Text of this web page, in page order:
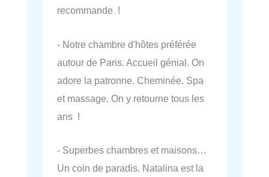
recommande !
- Notre chambre d'hôtes préférée
autour de Paris. Accueil génial. On
adore la patronne. Cheminée. Spa
et massage. On y retourne tous les
ans !
- Superbes chambres et maisons…
Un coin de paradis. Natalina est la